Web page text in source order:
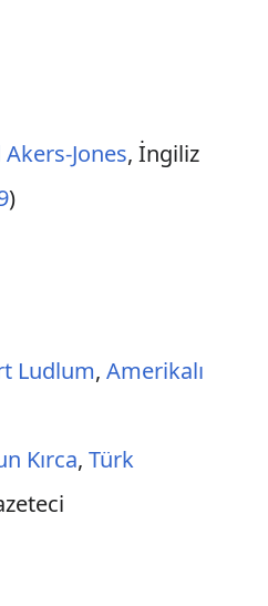
Jones, İngiliz
)
Ludlum, Amerikalı
Kırca, Türk